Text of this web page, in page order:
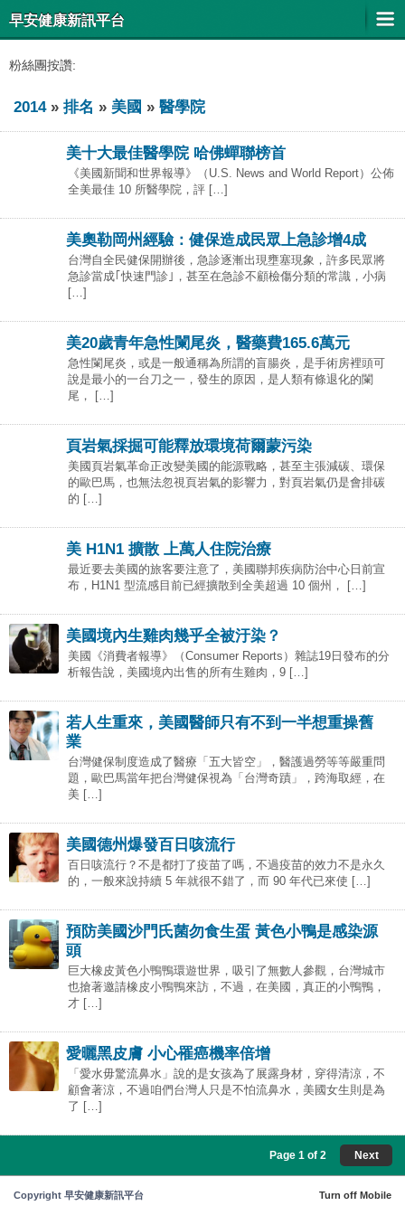
早安健康新訊平台
粉絲團按讚:
2014» 排名 » 美國 » 醫學院
美十大最佳醫學院 哈佛蟬聯榜首
《美國新聞和世界報導》（U.S. News and World Report）公佈
全美最佳 10 所醫學院，評 […]
美奧勒岡州經驗：健保造成民眾上急診增4成
台灣自全民健保開辦後，急診逐漸出現壅塞現象，許多民眾將
急診當成｢快速門診｣，甚至在急診不顧檢傷分類的常識，小病
[…]
美20歲青年急性闌尾炎，醫藥費165.6萬元
急性闌尾炎，或是一般通稱為所謂的盲腸炎，是手術房裡頭可
說是最小的一台刀之一，發生的原因，是人類有條退化的闌
尾， […]
頁岩氣採掘可能釋放環境荷爾蒙污染
美國頁岩氣革命正改變美國的能源戰略，甚至主張減碳、環保
的歐巴馬，也無法忽視頁岩氣的影響力，對頁岩氣仍是會排碳
的 […]
美 H1N1 擴散 上萬人住院治療
最近要去美國的旅客要注意了，美國聯邦疾病防治中心日前宣
布，H1N1 型流感目前已經擴散到全美超過 10 個州， […]
美國境內生雞肉幾乎全被汙染？
美國《消費者報導》（Consumer Reports）雜誌19日發布的分
析報告說，美國境內出售的所有生雞肉，9 […]
若人生重來，美國醫師只有不到一半想重操舊
業
台灣健保制度造成了醫療「五大皆空」，醫護過勞等等嚴重問
題，歐巴馬當年把台灣健保視為「台灣奇蹟」，跨海取經，在
美 […]
美國德州爆發百日咳流行
百日咳流行？不是都打了疫苗了嗎，不過疫苗的效力不是永久
的，一般來說持續 5 年就很不錯了，而 90 年代已來使 […]
預防美國沙門氏菌勿食生蛋 黃色小鴨是感染源
頭
巨大橡皮黃色小鴨鴨環遊世界，吸引了無數人參觀，台灣城市
也搶著邀請橡皮小鴨鴨來訪，不過，在美國，真正的小鴨鴨，
才 […]
愛曬黑皮膚 小心罹癌機率倍增
「愛水毋驚流鼻水」說的是女孩為了展露身材，穿得清涼，不
顧會著涼，不過咱們台灣人只是不怕流鼻水，美國女生則是為
了 […]
Next
Page 1 of 2
Copyright 早安健康新訊平台 Turn off Mobile